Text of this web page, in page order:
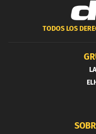
TODOS LOS